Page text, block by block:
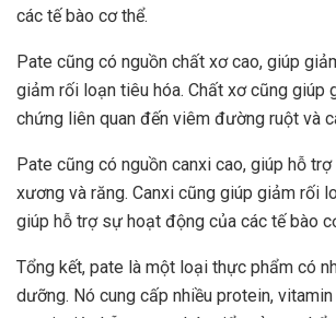
các tế bào cơ thể.
Pate cũng có nguồn chất xơ cao, giúp
giảm rối loạn tiêu hóa. Chất xơ cũng giúp
chứng liên quan đến viêm đường ruột và
Pate cũng có nguồn canxi cao, giúp hỗ
xương và răng. Canxi cũng giúp giảm rối
giúp hỗ trợ sự hoạt động của các tế bào
Tổng kết, pate là một loại thực phẩm có
dưỡng. Nó cung cấp nhiều protein,